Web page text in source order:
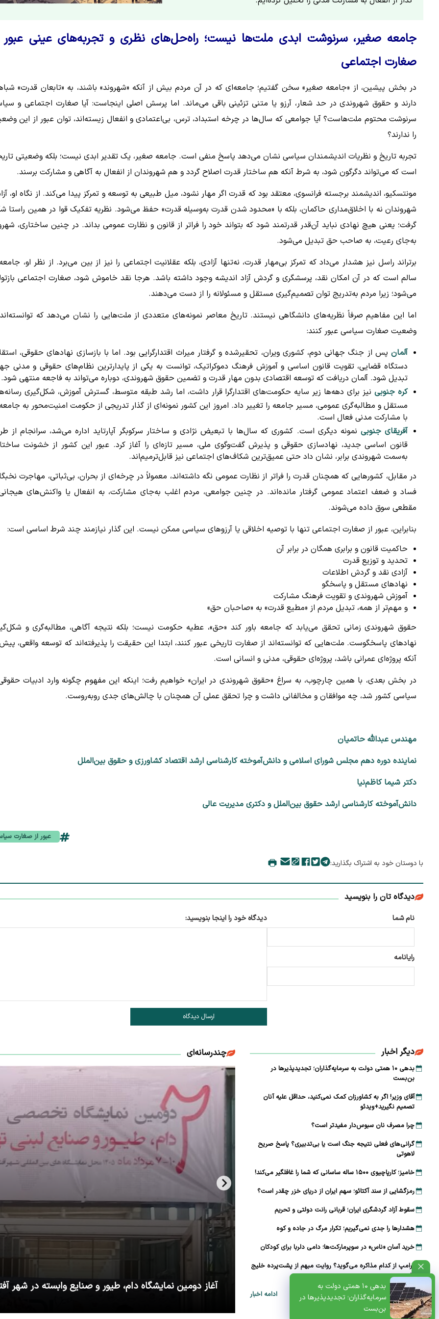
بدهی ۱۰ همتی دولت به
سرمایه‌گذاران؛ تجدیدپذیرها در
بن‌بست
جامعه صغیر، سرنوشت ابدی ملت‌ها نیست؛ راه‌حل‌های نظری و تجربه‌های عینی عبور
صغارت اجتماعی
در بخش پیشین، از «جامعه صغیر» سخن گفتیم؛ جامعه‌ای که در آن مردم بیش از آنکه «شهروند» باشند، به «تابعان قدرت»
دارند و حقوق شهروندی در حد شعار، آرزو یا متنی تزئینی باقی می‌ماند. اما پرسش اصلی اینجاست: آیا صغارت اجتماعی و
سرنوشت محتوم ملت‌هاست؟ آیا جوامعی که سال‌ها در چرخه استبداد، ترس، بی‌اعتمادی و انفعال زیسته‌اند، توان عبور از این
را ندارند؟
تجربه تاریخ و نظریات اندیشمندان سیاسی نشان می‌دهد پاسخ منفی است. جامعه صغیر، یک تقدیر ابدی نیست؛ بلکه وضعیتی
است که می‌تواند دگرگون شود، به شرط آنکه هم ساختار قدرت اصلاح گردد و هم شهروندان از انفعال به آگاهی و مشارکت برسند.
مونتسکیو، اندیشمند برجسته فرانسوی، معتقد بود که قدرت اگر مهار نشود، میل طبیعی به توسعه و تمرکز پیدا می‌کند. از نگاه او،
شهروندان نه با اخلاق‌مداری حاکمان، بلکه با «محدود شدن قدرت به‌وسیله قدرت» حفظ می‌شود. نظریه تفکیک قوا در همین راستا
گرفت؛ یعنی هیچ نهادی نباید آن‌قدر قدرتمند شود که بتواند خود را فراتر از قانون و نظارت عمومی بداند. در چنین ساختاری،
به‌جای رعیت، به صاحب حق تبدیل می‌شود.
برتراند راسل نیز هشدار می‌داد که تمرکز بی‌مهار قدرت، نه‌تنها آزادی، بلکه عقلانیت اجتماعی را نیز از بین می‌برد. از نظر او،
سالم است که در آن امکان نقد، پرسشگری و گردش آزاد اندیشه وجود داشته باشد. هرجا نقد خاموش شود، صغارت اجتماعی
می‌شود؛ زیرا مردم به‌تدریج توان تصمیم‌گیری مستقل و مسئولانه را از دست می‌دهند.
اما این مفاهیم صرفاً نظریه‌های دانشگاهی نیستند. تاریخ معاصر نمونه‌های متعددی از ملت‌هایی را نشان می‌دهد که
وضعیت صغارت سیاسی عبور کنند:
آلمان پس از جنگ جهانی دوم، کشوری ویران، تحقیرشده و گرفتار میراث اقتدارگرایی بود. اما با بازسازی نهادهای حقوقی،
دستگاه قضایی، تقویت قانون اساسی و آموزش فرهنگ دموکراتیک، توانست به یکی از پایدارترین نظام‌های حقوقی و مدنی
تبدیل شود. آلمان دریافت که توسعه اقتصادی بدون مهار قدرت و تضمین حقوق شهروندی، دوباره می‌تواند به فاجعه منتهی شود.
کره جنوبینیز برای دهه‌ها زیر سایه حکومت‌های اقتدارگرا قرار داشت، اما رشد طبقه متوسط، گسترش آموزش، شکل‌گیری
مستقل و مطالبه‌گری عمومی، مسیر جامعه را تغییر داد. امروز این کشور نمونه‌ای از گذار تدریجی از حکومت امنیت‌محور به
با مشارکت مدنی فعال است.
آفریقای جنوبی نمونه دیگری است. کشوری که سال‌ها با تبعیض نژادی و ساختار سرکوبگر آپارتاید اداره می‌شد، سرانجام از
قانون اساسی جدید، نهادسازی حقوقی و پذیرش گفت‌وگوی ملی، مسیر تازه‌ای را آغاز کرد. عبور این کشور از خشونت
به‌سمت شهروندی برابر، نشان داد حتی عمیق‌ترین شکاف‌های اجتماعی نیز قابل‌ترمیم‌اند.
در مقابل، کشورهایی که همچنان قدرت را فراتر از نظارت عمومی نگه داشته‌اند، معمولاً در چرخه‌ای از بحران، بی‌ثباتی، مهاجرت
فساد و ضعف اعتماد عمومی گرفتار مانده‌اند. در چنین جوامعی، مردم اغلب به‌جای مشارکت، به انفعال یا واکنش‌های
مقطعی سوق داده می‌شوند.
بنابراین، عبور از صغارت اجتماعی تنها با توصیه اخلاقی یا آرزوهای سیاسی ممکن نیست. این گذار نیازمند چند شرط اساسی است:
حاکمیت قانون و برابری همگان در برابر آن
تحدید و توزیع قدرت
آزادی نقد و گردش اطلاعات
نهادهای مستقل و پاسخگو
آموزش شهروندی و تقویت فرهنگ مشارکت
و مهم‌تر از همه، تبدیل مردم از «مطیع قدرت» به «صاحبان حق»
حقوق شهروندی زمانی تحقق می‌یابد که جامعه باور کند «حق»، عطیه حکومت نیست؛ بلکه نتیجه آگاهی، مطالبه‌گری و
نهادهای پاسخگوست. ملت‌هایی که توانسته‌اند از صغارت تاریخی عبور کنند، ابتدا این حقیقت را پذیرفته‌اند که توسعه واقعی،
آنکه پروژه‌ای عمرانی باشد، پروژه‌ای حقوقی، مدنی و انسانی است.
در بخش بعدی، با همین چارچوب، به سراغ «حقوق شهروندی در ایران» خواهیم رفت؛ اینکه این مفهوم چگونه وارد ادبیات
سیاسی کشور شد، چه موافقان و مخالفانی داشت و چرا تحقق عملی آن همچنان با چالش‌های جدی روبه‌روست.
مهندس عبدالله حاتمیان
نماینده دوره دهم مجلس شورای اسلامی و دانش‌آموخته کارشناسی ارشد اقتصاد کشاورزی و حقوق بین‌الملل
دکتر شیما کاظم‌نیا
دانش‌آموخته کارشناسی ارشد حقوق بین‌الملل و دکتری مدیریت عالی
عبور از صغارت
با دوستان خود به اشتراک بگذارید:
دیدگاه تان را بنویسید
نام شما
رایانامه
دیدگاه خود را اینجا بنویسید:
ارسال دیدگاه
دیگر اخبار
بدهی ۱۰ همتی دولت به سرمایه‌گذاران؛ تجدیدپذیرها در
بن‌بست
آقای وزیر! اگر به کشاورزان کمک نمی‌کنید، حداقل علیه آنان
تصمیم نگیرید+ویدئو
چرا مصرف نان سبوس‌دار مفیدتر است؟
گرانی‌های فعلی نتیجه جنگ است یا بی‌تدبیری؟ پاسخ صریح
لاهوتی
خامیز؛ کارپاچیوی ۱۵۰۰ ساله ساسانی که شما را غافلگیر می‌کند!
رمزگشایی از سند آکتائو؛ سهم ایران از دریای خزر چقدر است؟
سقوط آزاد گردشگری ایران؛ قربانی رانت دولتی و تحریم
هشدارها را جدی نمی‌گیریم؛ تکرار مرگ در جاده و کوه
خرید آسان «ناس» در سوپرمارکت‌ها؛ دامی دلربا برای کودکان
ترامپ از کدام مذاکره می‌گوید؟ روایت مبهم از پشت‌پرده خلیج
فارس
ادامه اخبار
چندرسانه‌ای
آغاز دومین نمایشگاه دام، طیور و صنایع وابسته در شهر